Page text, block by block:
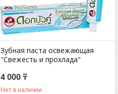
Зубная паста освежающая
"Свежесть и прохлада"
4 000 ₸
Нет в наличии